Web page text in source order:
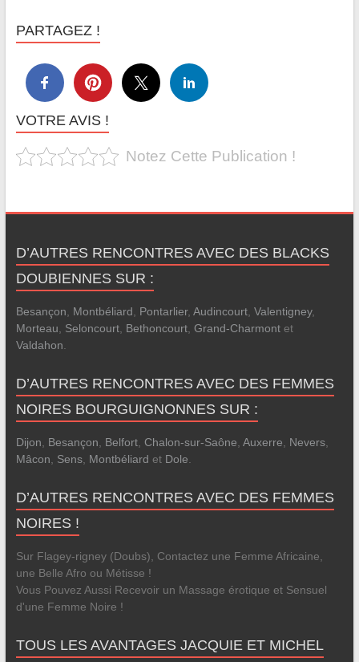
PARTAGEZ !
VOTRE AVIS !
Notez Cette Publication !
D’AUTRES RENCONTRES AVEC DES BLACKS
DOUBIENNES SUR :
Besançon, Montbéliard, Pontarlier, Audincourt, Valentigney,
Morteau, Seloncourt, Bethoncourt, Grand-Charmontet
Valdahon.
D’AUTRES RENCONTRES AVEC DES FEMMES
NOIRES BOURGUIGNONNES SUR :
Dijon, Besançon, Belfort, Chalon-sur-Saône, Auxerre, Nevers,
Mâcon, Sens, Montbéliard et Dole.
D’AUTRES RENCONTRES AVEC DES FEMMES
NOIRES !
Sur Flagey-rigney (Doubs), Contactez une Femme Africaine,
une Belle Afro ou Métisse !
Vous Pouvez Aussi Recevoir un Massage érotique et Sensuel
d'une Femme Noire !
TOUS LES AVANTAGES JACQUIE ET MICHEL